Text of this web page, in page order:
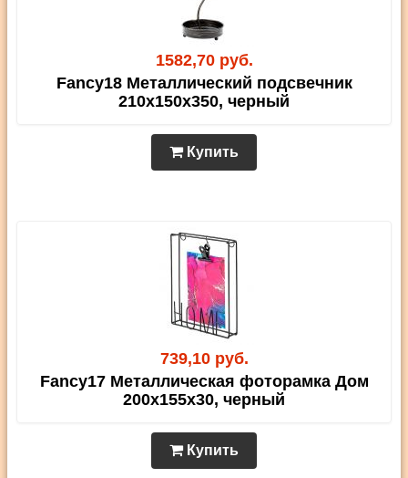
1582,70 руб.
Fancy18 Металлический подсвечник
210х150х350, черный
Купить
739,10 руб.
Fancy17 Металлическая фоторамка Дом
200х155х30, черный
Купить